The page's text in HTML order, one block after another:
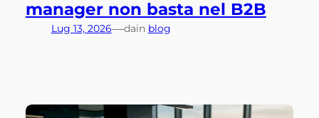
manager non basta nel B2B
Lug 13, 2026—dain blog